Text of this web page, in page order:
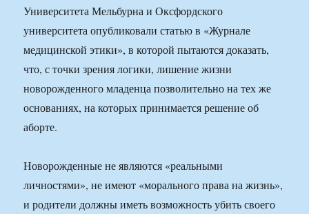
Университета Мельбурна и Оксфордского
университета опубликовали статью в «Журнале
медицинской этики», в которой пытаются доказать,
что, с точки зрения логики, лишение жизни
новорожденного младенца позволительно на тех же
основаниях, на которых принимается решение об
аборте.
Новорожденные не являются «реальными
личностями», не имеют «морального права на жизнь»,
и родители должны иметь возможность убить своего